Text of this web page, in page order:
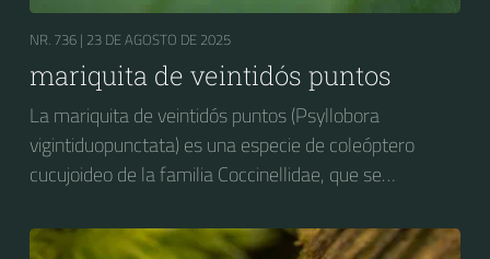
NR. 736 | 23 DE AGOSTO DE 2025
mariquita de veintidós puntos
La mariquita de veintidós puntos (Psyllobora
vigintiduopunctata) es una especie de coleóptero
cucujoideo de la familia Coccinellidae, que se